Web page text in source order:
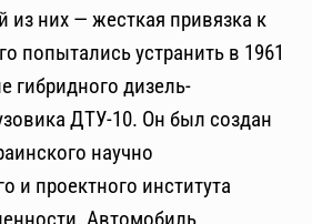
из них — жесткая привязка к
попытались устранить в 1961
гибридного дизель-
ДТУ-10. Он был создан
научно
и проектного института